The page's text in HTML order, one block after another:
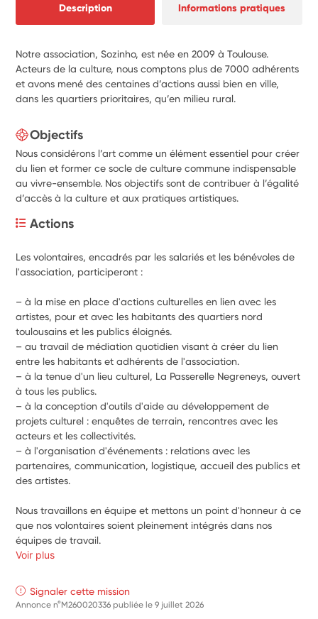
Description Informations pratiques
Notre association, Sozinho, est née en 2009 à Toulouse.
Acteurs de la culture, nous comptons plus de 7000 adhérents
et avons mené des centaines d’actions aussi bien en ville,
dans les quartiers prioritaires, qu’en milieu rural.
Objectifs
Nous considérons l’art comme un élément essentiel pour créer
du lien et former ce socle de culture commune indispensable
au vivre-ensemble. Nos objectifs sont de contribuer à l’égalité
d’accès à la culture et aux pratiques artistiques.
Actions
Les volontaires, encadrés par les salariés et les bénévoles de
l'association, participeront :
– à la mise en place d'actions culturelles en lien avec les
artistes, pour et avec les habitants des quartiers nord
toulousains et les publics éloignés.
– au travail de médiation quotidien visant à créer du lien
entre les habitants et adhérents de l'association.
– à la tenue d'un lieu culturel, La Passerelle Negreneys, ouvert
à tous les publics.
– à la conception d'outils d'aide au développement de
projets culturel : enquêtes de terrain, rencontres avec les
acteurs et les collectivités.
– à l'organisation d'événements : relations avec les
partenaires, communication, logistique, accueil des publics et
des artistes.
Nous travaillons en équipe et mettons un point d'honneur à ce
que nos volontaires soient pleinement intégrés dans nos
équipes de travail.
Voir plus
Signaler cette mission
Annonce n°M260020336 publiée le9 juillet 2026